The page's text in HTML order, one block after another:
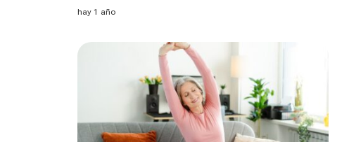
desayunar para quemar grasa abdominal
hay 1 año